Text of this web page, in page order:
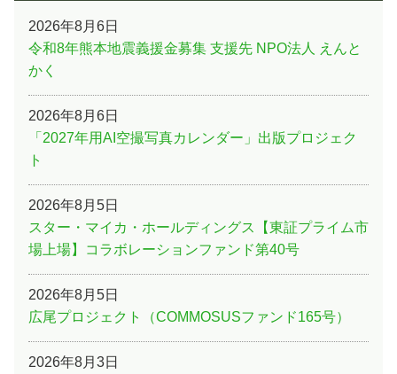
2026年8月6日
令和8年熊本地震義援金募集 支援先 NPO法人 えんと
かく
2026年8月6日
「2027年用AI空撮写真カレンダー」出版プロジェク
ト
2026年8月5日
スター・マイカ・ホールディングス【東証プライム市
場上場】コラボレーションファンド第40号
2026年8月5日
広尾プロジェクト（COMMOSUSファンド165号）
2026年8月3日